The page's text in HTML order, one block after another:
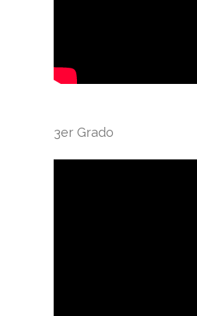
3er Grado